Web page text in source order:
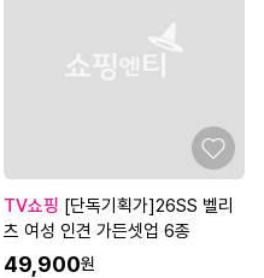
TV쇼핑
츠 여성 인견 가든셋업 6종
49,900원